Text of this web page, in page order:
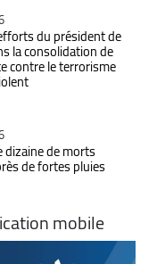
du président de
la consolidation de
contre le terrorisme
dizaine de morts
de fortes pluies
mobile